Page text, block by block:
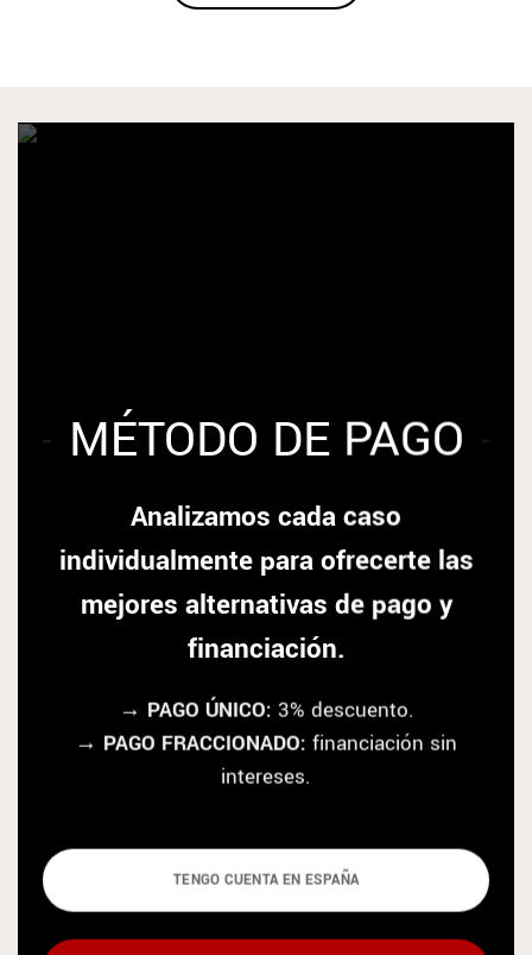
MÉTODO DE PAGO
Analizamos cada caso
individualmente para ofrecerte las
mejores alternativas de pago y
financiación.
→ PAGO ÚNICO: 3% descuento.
→ PAGO FRACCIONADO: financiación sin
intereses.
TENGO CUENTA EN ESPAÑA